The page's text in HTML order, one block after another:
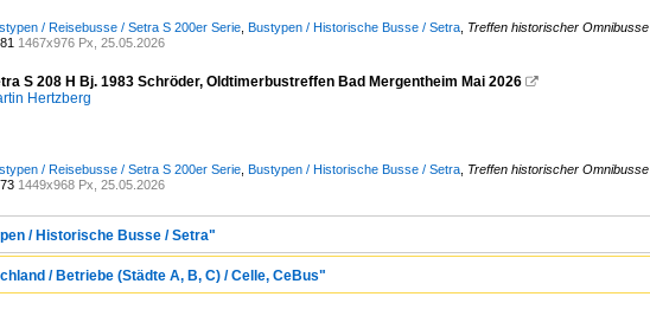
/ Reisebusse / Setra S 200er Serie Bustypen / Historische Busse / Setra Treffen historischer Omnibusse
81 1467x976 Px, 25.05.2026
S 208 H Bj. 1983 Schröder, Oldtimerbustreffen Bad Mergentheim Mai 2026 
Hertzberg
/ Reisebusse / Setra S 200er Serie Bustypen / Historische Busse / Setra Treffen historischer Omnibusse
73 1449x968 Px, 25.05.2026
/ Historische Busse / Setra"
/ Betriebe (Städte A, B, C) / Celle, CeBus"